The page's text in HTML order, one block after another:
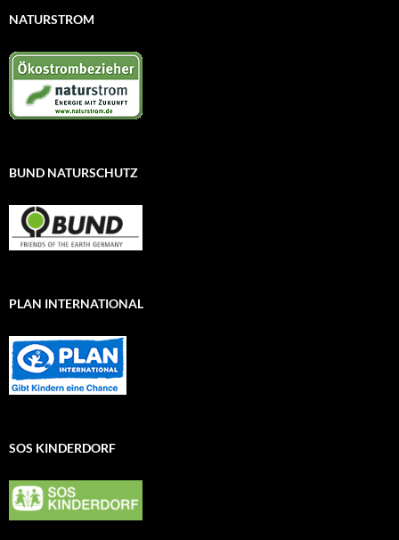
NATURSTROM
BUND NATURSCHUTZ
PLAN INTERNATIONAL
SOS KINDERDORF